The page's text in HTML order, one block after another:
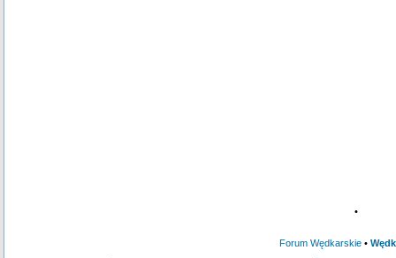
•
Forum Wędkarskie•